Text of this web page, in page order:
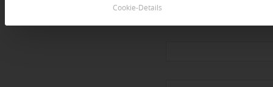
Cookie-Details